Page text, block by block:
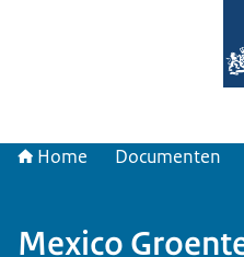
Home Documenten
Mexico